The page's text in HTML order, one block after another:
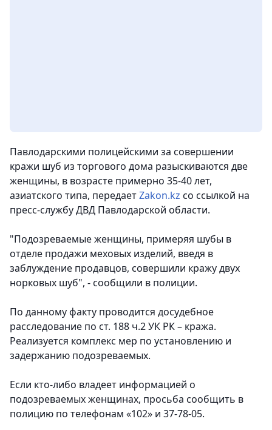
Павлодарскими полицейскими за совершении
кражи шуб из торгового дома разыскиваются две
женщины, в возрасте примерно 35-40 лет,
азиатского типа, передаетZakon.kz со ссылкой на
пресс-службу ДВД Павлодарской области.
"Подозреваемые женщины, примеряя шубы в
отделе продажи меховых изделий, введя в
заблуждение продавцов, совершили кражу двух
норковых шуб", - сообщили в полиции.
По данному факту проводится досудебное
расследование по ст. 188 ч.2 УК РК – кража.
Реализуется комплекс мер по установлению и
задержанию подозреваемых.
Если кто-либо владеет информацией о
подозреваемых женщинах, просьба сообщить в
полицию по телефонам «102» и 37-78-05.